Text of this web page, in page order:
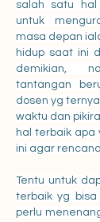
salah satu
untuk
masa depan
hidup saat ini
demikian,
tantangan
dosen yg
waktu dan
hal terbaik apa
ini agar
Tentu untuk
terbaik yg
perlu